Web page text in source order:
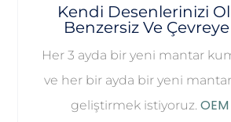
Kendi Desenlerinizi
Benzersiz Ve
Her 3 ayda bir yeni mantar
ve her bir ayda bir yeni
geliştirmek istiyoruz. OEM